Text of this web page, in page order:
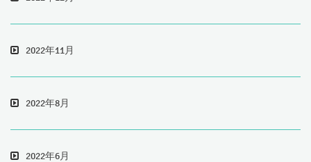
2022年11月
2022年8月
2022年6月